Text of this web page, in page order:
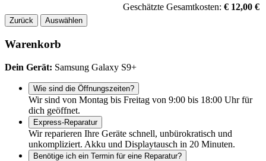
Geschätzte Gesamtkosten: € 12,00 €
Zurück Auswählen
Warenkorb
Dein Gerät: Samsung Galaxy S9+
Wie sind die Öffnungszeiten?
Wir sind von Montag bis Freitag von 9:00 bis 18:00 Uhr für
dich geöffnet.
Express-Reparatur
Wir reparieren Ihre Geräte schnell, unbürokratisch und
unkompliziert. Akku und Displaytausch in 20 Minuten.
Benötige ich ein Termin für eine Reparatur?